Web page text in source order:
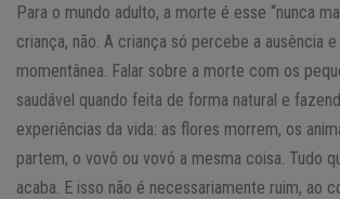
Para o mundo adulto, a morte é esse “nunca
criança, não. A criança só percebe a ausência
momentânea. Falar sobre a morte com os
saudável quando feita de forma natural e
experiências da vida: as flores morrem, os
partem, o vovô ou vovó a mesma coisa. Tudo
acaba. E isso não é necessariamente ruim, ao